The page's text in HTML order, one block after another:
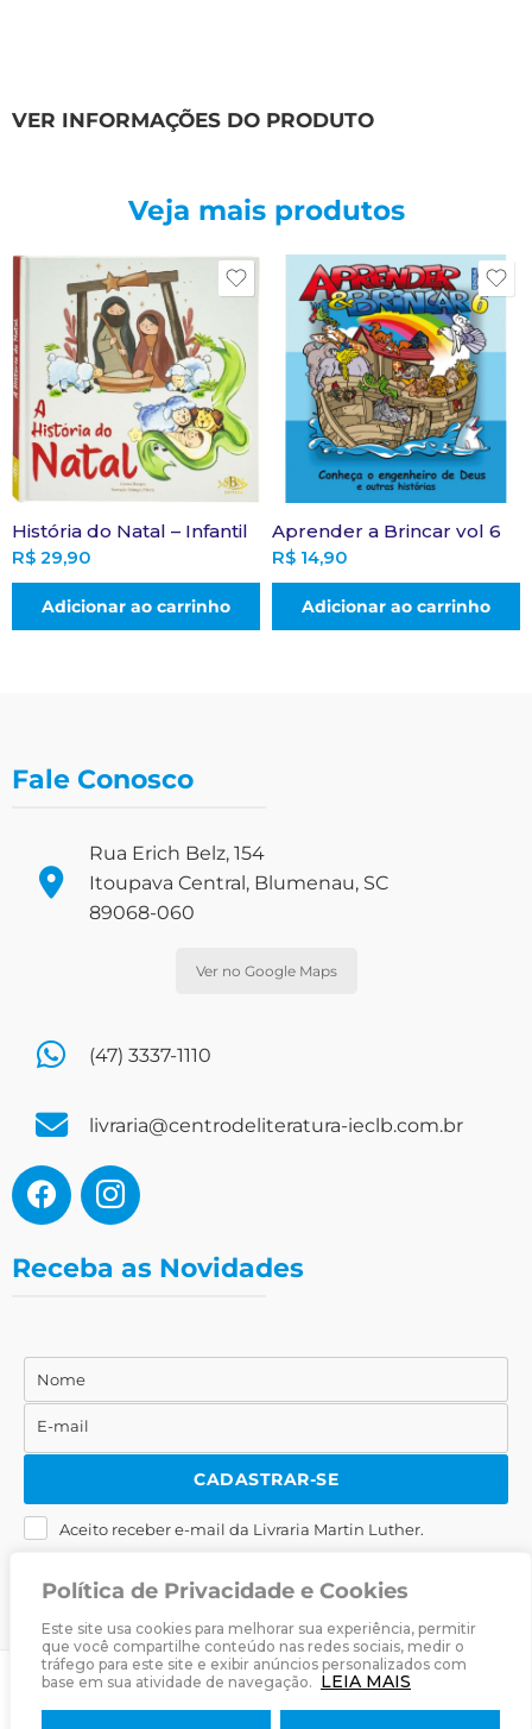
Política de Privacidade e Cookies
Este site usa cookies para melhorar sua experiência, permitir
que você compartilhe conteúdo nas redes sociais, medir o
tráfego para este site e exibir anúncios personalizados com
base em sua atividade de navegação. LEIA MAIS
VER INFORMAÇÕES DO PRODUTO
Veja mais produtos
História do Natal – Infantil
R$ 29,90
Adicionar ao carrinho
Aprender a Brincar vol 6
R$ 14,90
Adicionar ao carrinho
Fale Conosco
Rua Erich Belz, 154
Itoupava Central, Blumenau, SC
89068-060
Ver no Google Maps
(47) 3337-1110
livraria@centrodeliteratura-ieclb.com.br
Receba as Novidades
Nome
Nome
E-
mail
E-mail
CADASTRAR-SE
Aceito receber e-mail da Livraria Martin Luther.
Livraria Martin Luther· Desenvolvido porZwei Arts